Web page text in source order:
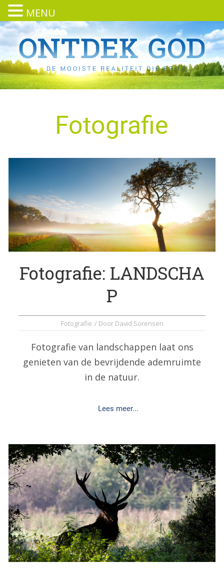
Fotografie
Fotografie: LANDSCHA
P
Fotografie / Door David Sorensen
Fotografie van landschappen laat ons
genieten van de bevrijdende ademruimte
in de natuur.
Lees meer...
MENU